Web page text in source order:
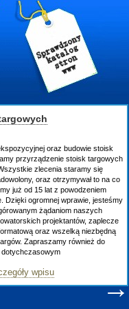
oraz budowie stoisk
przyrządzenie stoisk targowych
zlecenia staramy się
oraz otrzymywał to na co
już od 15 lat z powodzeniem
Dzięki ogromnej wprawie, jesteśmy
żądaniom naszych
projektantów, zaplecze
oraz wszelką niezbędną
Zapraszamy również do
wpisu
→